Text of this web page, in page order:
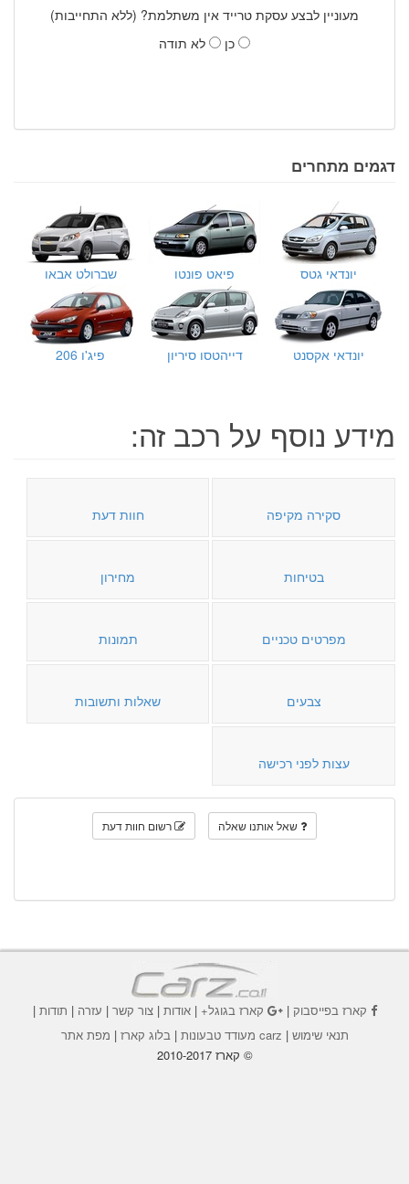
מעוניין לבצע עסקת טרייד אין משתלמת? (ללא התחייבות)
כן
לא תודה
דגמים מתחרים
יונדאי גטס פיאט פונטו שברולט אבאו
יונדאי אקסנט דייהטסו סיריון פיג'ו 206
מידע נוסף על רכב זה:
סקירה מקיפה חוות דעת
בטיחות מחירון
מפרטים טכניים תמונות
צבעים שאלות ותשובות
עצות לפני רכישה
שאל אותנו שאלה רשום חוות דעת
קארז בפייסבוק| קארז בגוגל+|אודות |צור קשר | עזרה | תודות |
תנאי שימוש | carz מעודד טבעונות | בלוג קארז | מפת אתר
© קארז 2010-2017